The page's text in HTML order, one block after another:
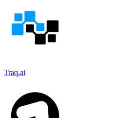
Traq.ai